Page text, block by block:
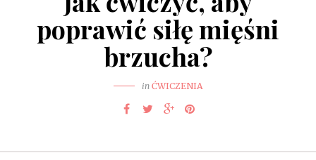
poprawić siłę mięśni
brzucha?
in ĆWICZENIA